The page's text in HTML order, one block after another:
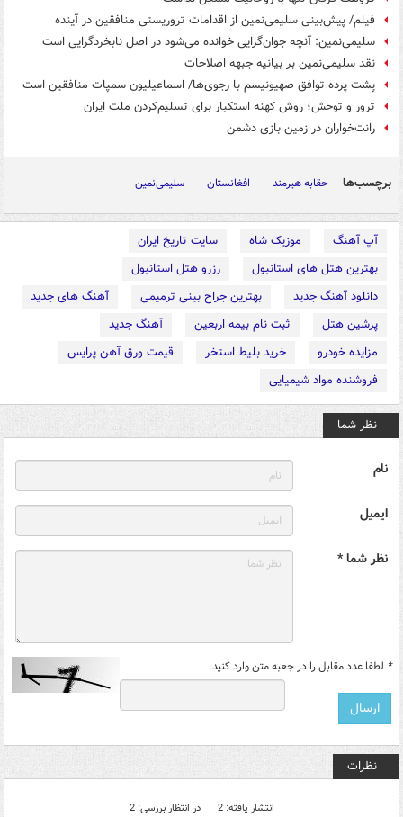
فیلم/ پیش‌بینی سلیمی‌نمین از اقدامات تروریستی منافقین در آینده
سلیمی‌نمین: آنچه جوان‌گرایی خوانده می‌شود در اصل نابخردگرایی است
نقد سلیمی‌نمین بر بیانیه جبهه اصلاحات
پشت پرده توافق صهیونیسم با رجوی‌ها/ اسماعیلیون سمپات منافقین است
ترور و توحش؛ روش کهنه استکبار برای تسلیم‌کردن ملت ایران
رانت‌خواران در زمین بازی دشمن
برچسب‌ها حقابه هیرمند افغانستان سلیمی‌نمین
آپ آهنگ موزیک شاه
سایت تاریخ ایران
بهترین هتل های استانبول
رزرو هتل استانبول
دانلود آهنگ جدید
بهترین جراح بینی ترمیمی
آهنگ های جدید
پرشین هتل
ثبت نام بیمه اربعین
آهنگ جدید
مزایده خودرو
خرید بلیط استخر
قیمت ورق آهن پرایس
فروشنده مواد شیمیایی
نظر شما
نام
ایمیل
نظر شما *
* لطفا عدد مقابل را در جعبه متن وارد کنید
نظرات
انتشار یافته: 2 در انتظار بررسی: 2